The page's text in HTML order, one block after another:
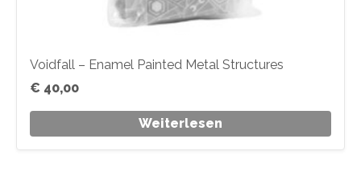
Voidfall – Enamel Painted Metal Structures
€ 40,00
Weiterlesen